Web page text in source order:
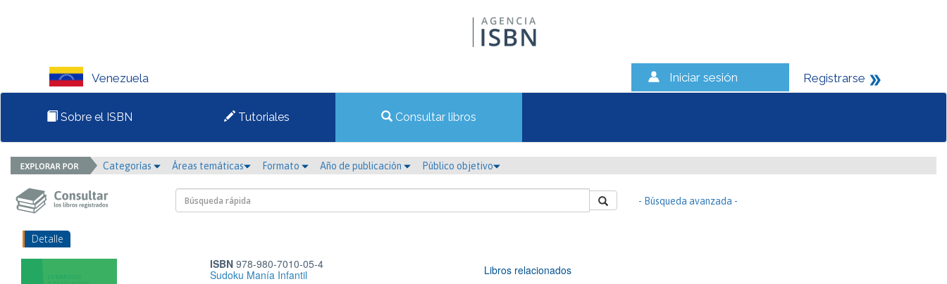
Venezuela Iniciar sesión Registrarse
Sobre el ISBN Tutoriales Consultar libros
Categorías Áreas temáticas Formato Año de publicación Público objetivo
- Búsqueda avanzada -
Detalle
ISBN978-980-7010-05-4
Sudoku Manía Infantil
Libros relacionados